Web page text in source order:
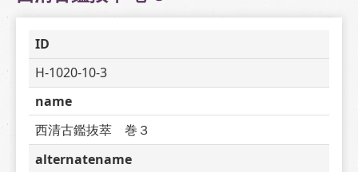
ID
H-1020-10-3
name
西清古鑑抜萃　巻３
alternatename